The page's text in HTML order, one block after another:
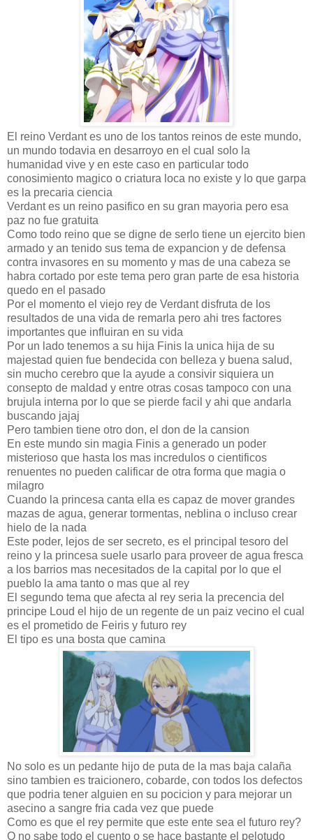
El reino Verdant es uno de los tantos reinos de este mundo,
un mundo todavia en desarroyo en el cual solo la
humanidad vive y en este caso en particular todo
conosimiento magico o criatura loca no existe y lo que garpa
es la precaria ciencia
Verdant es un reino pasifico en su gran mayoria pero esa
paz no fue gratuita
Como todo reino que se digne de serlo tiene un ejercito bien
armado y an tenido sus tema de expancion y de defensa
contra invasores en su momento y mas de una cabeza se
habra cortado por este tema pero gran parte de esa historia
quedo en el pasado
Por el momento el viejo rey de Verdant disfruta de los
resultados de una vida de remarla pero ahi tres factores
importantes que influiran en su vida
Por un lado tenemos a su hija Finis la unica hija de su
majestad quien fue bendecida con belleza y buena salud,
sin mucho cerebro que la ayude a consivir siquiera un
consepto de maldad y entre otras cosas tampoco con una
brujula interna por lo que se pierde facil y ahi que andarla
buscando jajaj
Pero tambien tiene otro don, el don de la cansion
En este mundo sin magia Finis a generado un poder
misterioso que hasta los mas incredulos o cientificos
renuentes no pueden calificar de otra forma que magia o
milagro
Cuando la princesa canta ella es capaz de mover grandes
mazas de agua, generar tormentas, neblina o incluso crear
hielo de la nada
Este poder, lejos de ser secreto, es el principal tesoro del
reino y la princesa suele usarlo para proveer de agua fresca
a los barrios mas necesitados de la capital por lo que el
pueblo la ama tanto o mas que al rey
El segundo tema que afecta al rey seria la precencia del
principe Loud el hijo de un regente de un paiz vecino el cual
es el prometido de Feiris y futuro rey
El tipo es una bosta que camina
No solo es un pedante hijo de puta de la mas baja calaña
sino tambien es traicionero, cobarde, con todos los defectos
que podria tener alguien en su pocicion y para mejorar un
asecino a sangre fria cada vez que puede
Como es que el rey permite que este ente sea el futuro rey?
O no sabe todo el cuento o se hace bastante el pelotudo